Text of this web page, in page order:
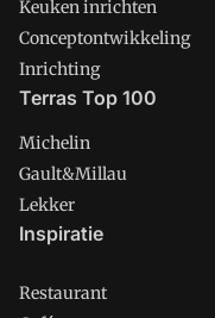
Keuken inrichten
Conceptontwikkeling
Inrichting
Terras Top 100
Michelin
Gault&Millau
Lekker
Inspiratie
Restaurant